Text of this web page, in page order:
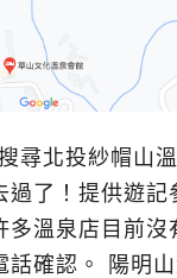
尋北投紗帽山
過了！提供遊記
多溫泉店目前沒
話確認。 陽明